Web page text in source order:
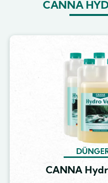
CANNA
CANNA